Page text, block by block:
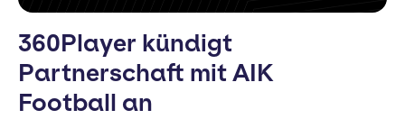
360Player kündigt
Partnerschaft mit AIK
Football an